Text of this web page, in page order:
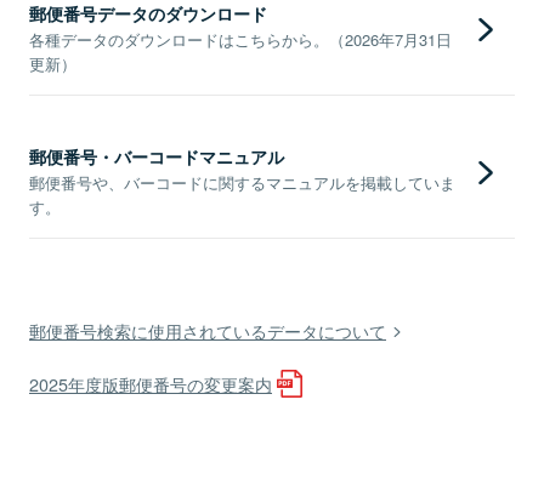
郵便番号データのダウンロード
各種データのダウンロードはこちらから。（2026年7月31日
更新）
郵便番号・バーコードマニュアル
郵便番号や、バーコードに関するマニュアルを掲載していま
す。
郵便番号検索に使用されているデータについて
2025年度版郵便番号の変更案内